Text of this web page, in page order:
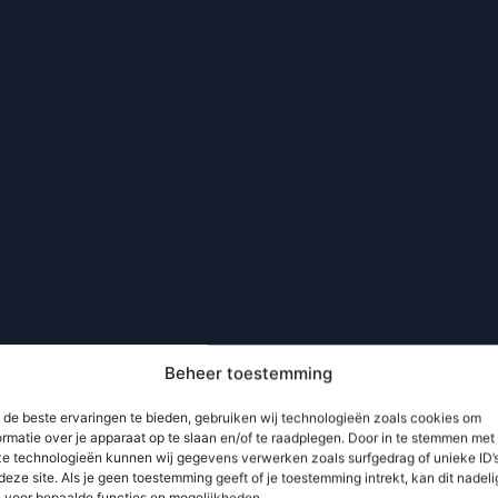
Beheer toestemming
de beste ervaringen te bieden, gebruiken wij technologieën zoals cookies om
over je apparaat op te slaan en/of te raadplegen. Door in te stemmen met
technologieën kunnen wij gegevens verwerken zoals surfgedrag of unieke
site. Als je geen toestemming geeft of je toestemming intrekt, kan dit